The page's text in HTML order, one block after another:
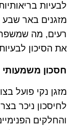
לבעיות
מזגנים באר שבע
רעים, מה שמשפר
את הסיכון
חסכון משמעותי
מזגן נקי פועל
לחיסכון ניכר
והחלקים